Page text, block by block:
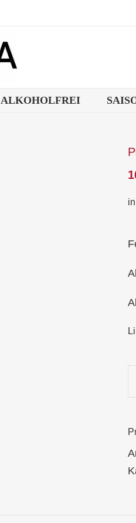
ALKOHOLFREI